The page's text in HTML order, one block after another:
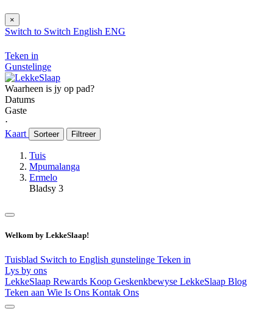
×
Switch to Switch English ENG
Teken in
Gunstelinge
Waarheen is jy op pad?
Datums
Gaste
⋅
Kaart
Sorteer Filtreer
Tuis
Mpumalanga
Ermelo
Bladsy 3
Welkom by LekkeSlaap!
Tuisblad Switch to English gunstelinge Teken in
Lys by ons
LekkeSlaap Rewards Koop Geskenkbewyse LekkeSlaap Blog
Teken aan Wie Is Ons Kontak Ons